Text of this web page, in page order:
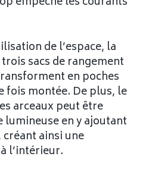
de l’espace, la
sacs de rangement
en poches
fois montée. De plus, le
arceaux peut être
en y ajoutant
ainsi une
l’intérieur.